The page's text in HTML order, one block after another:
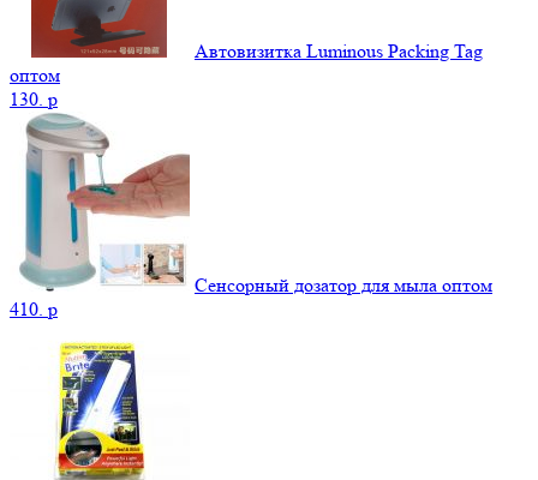
Автовизитка Luminous Packing Tag
оптом
130. p
Сенсорный дозатор для мыла оптом
410. p